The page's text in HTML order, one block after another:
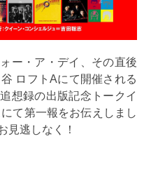
ー・ア・デイ、その直後
ロフトAにて開催される
想録の出版記念トークイ
にて第一報をお伝えしまし
見逃しなく！